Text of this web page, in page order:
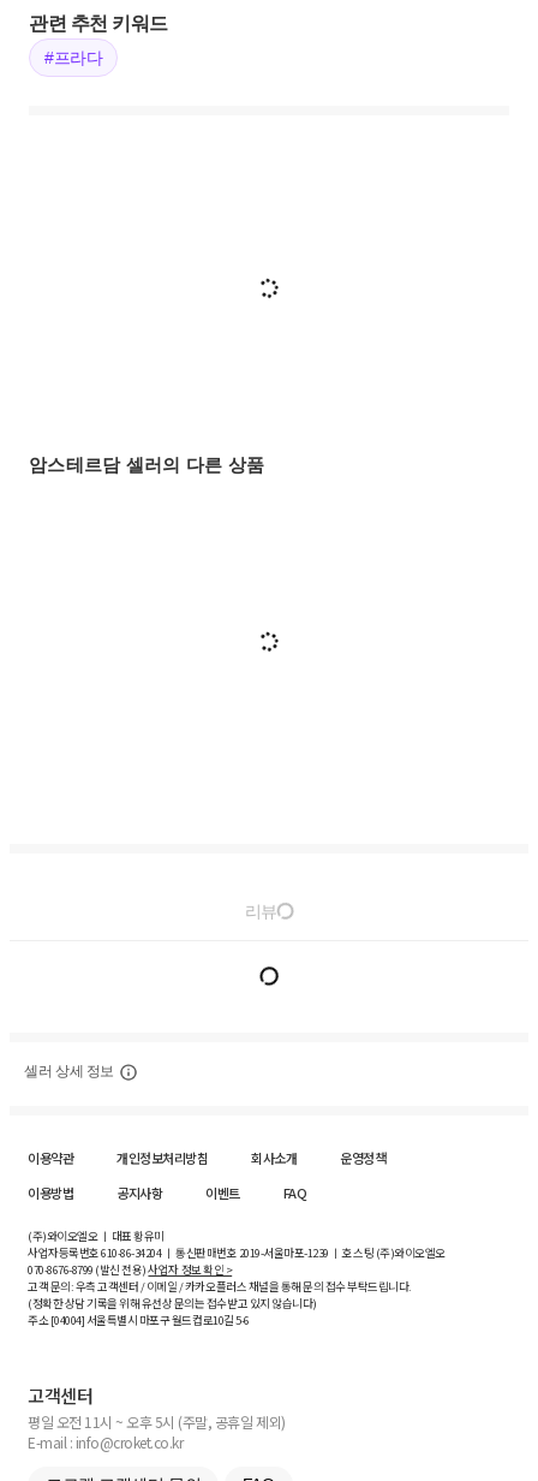
관련 추천 키워드
#프라다
암스테르담 셀러의 다른 상품
리뷰
셀러 상세 정보
이용약관 개인정보처리방침 회사소개
운영정책
이용방법
공지사항 이벤트 FAQ
(주)와이오엘오 ㅣ 대표 황유미
사업자등록번호610-86-34204ㅣ 통신판매번호 2019-서울마포-1239 ㅣ 호스팅 (주)와이오엘오
070-8676-8799 (발신 전용)사업자 정보 확인 >
고객 문의: 우측 고객센터 / 이메일 / 카카오플러스 채널을 통해 문의 접수 부탁드립니다.
(정확한 상담 기록을 위해 유선상 문의는 접수받고 있지 않습니다)
주소 [04004] 서울특별시 마포구 월드컵로10길5-6
고객센터
평일 오전 11시 ~ 오후 5시 (주말, 공휴일 제외)
E-mail : info@croket.co.kr